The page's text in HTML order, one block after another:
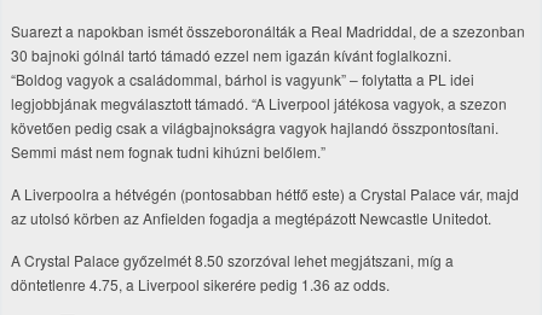
Suarezt a napokban ismét összeboronálták a Real Madriddal, de a szezonban
30 bajnoki gólnál tartó támadó ezzel nem igazán kívánt foglalkozni.
“Boldog vagyok a családommal, bárhol is vagyunk” – folytatta a PL idei
legjobbjának megválasztott támadó. “A Liverpool játékosa vagyok, a szezon
követően pedig csak a világbajnokságra vagyok hajlandó összpontosítani.
Semmi mást nem fognak tudni kihúzni belőlem.”
A Liverpoolra a hétvégén (pontosabban hétfő este) a Crystal Palace vár, majd
az utolsó körben az Anfielden fogadja a megtépázott Newcastle Unitedot.
A Crystal Palace győzelmét 8.50 szorzóval lehet megjátszani, míg a
döntetlenre 4.75, a Liverpool sikerére pedig 1.36 az odds.